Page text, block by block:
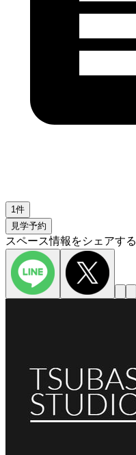
1件
見学予約
スペース情報をシェアする